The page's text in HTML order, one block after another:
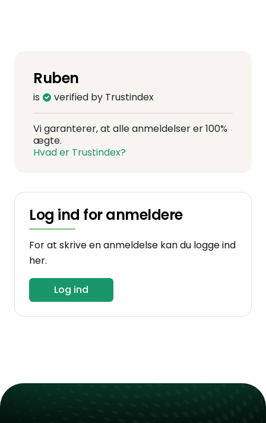
Ruben
is verified by Trustindex
Vi garanterer, at alle anmeldelser er 100%
ægte.
Hvad er Trustindex?
Log ind for anmeldere
For at skrive en anmeldelse kan du logge ind
her.
Log ind